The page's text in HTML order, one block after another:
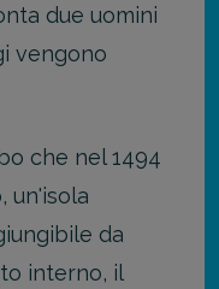
due uomini
vengono
che nel 1494
un'isola
da
interno, il